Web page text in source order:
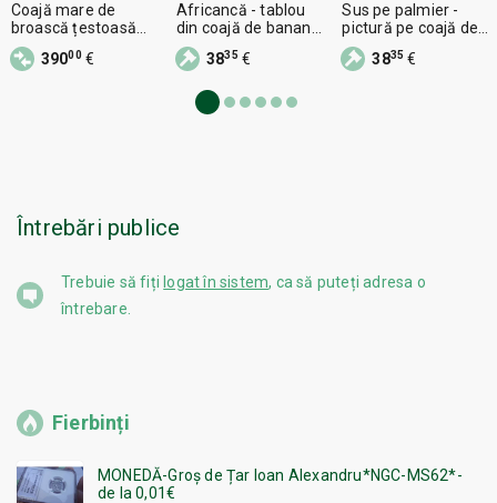
Coajă mare de
broască țestoasă
australiană
39000€
Africancă - tablou
din coajă de banană
- 1
3835 €
Sus pe palmier -
pictură pe coajă de
banană - 2
3835 €
Întrebări publice
Trebuie să fiți logat în sistem, ca să puteți adresa o
întrebare.
Fierbinți
MONEDĂ-Groș de Țar Ioan Alexandru*NGC-MS62*-
de la 0,01€